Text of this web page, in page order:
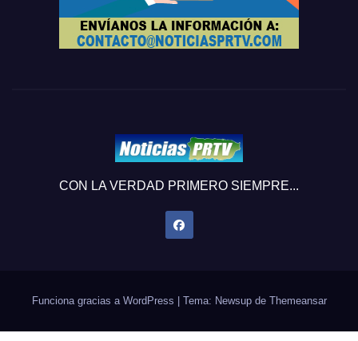
CON LA VERDAD PRIMERO SIEMPRE...
Funciona gracias a WordPress | Tema: Newsup de Themeansar